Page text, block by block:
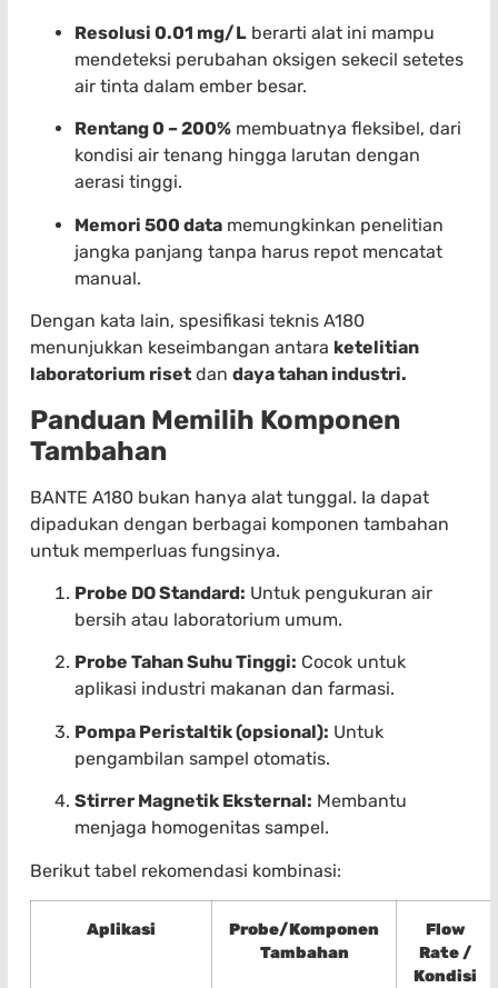
Resolusi 0.01 mg/L berarti alat ini mampu
mendeteksi perubahan oksigen sekecil setetes
air tinta dalam ember besar.
Rentang 0 – 200% membuatnya fleksibel, dari
kondisi air tenang hingga larutan dengan
aerasi tinggi.
Memori 500 data memungkinkan penelitian
jangka panjang tanpa harus repot mencatat
manual.
Dengan kata lain, spesifikasi teknis A180
menunjukkan keseimbangan antara ketelitian
laboratorium riset dan daya tahan industri.
Panduan Memilih Komponen
Tambahan
BANTE A180 bukan hanya alat tunggal. Ia dapat
dipadukan dengan berbagai komponen tambahan
untuk memperluas fungsinya.
Probe DO Standard: Untuk pengukuran air
bersih atau laboratorium umum.
Probe Tahan Suhu Tinggi: Cocok untuk
aplikasi industri makanan dan farmasi.
Pompa Peristaltik (opsional): Untuk
pengambilan sampel otomatis.
Stirrer Magnetik Eksternal: Membantu
menjaga homogenitas sampel.
Berikut tabel rekomendasi kombinasi:
Aplikasi
Probe/Komponen
Tambahan
Flow
Rate /
Kondisi